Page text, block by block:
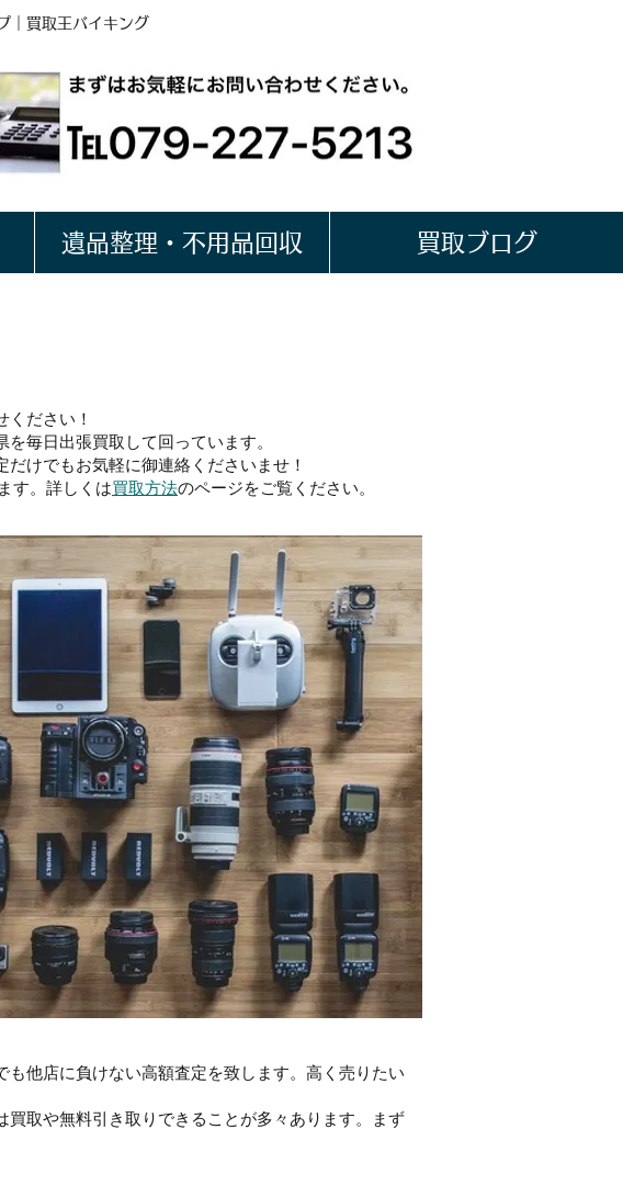
｜買取王バイキング
遺品整理・不用品回収 買取ブログ
ください！
を毎日出張買取して回っています。
けでもお気軽に御連絡くださいませ！
す。詳しくは買取方法のページをご覧ください。
他店に負けない高額査定を致します。高く売りたい
取や無料引き取りできることが多々あります。まず